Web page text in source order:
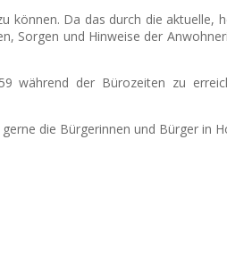
können. Da das durch die aktuelle,
und Hinweise der
während der Bürozeiten zu
die Bürgerinnen und Bürger in